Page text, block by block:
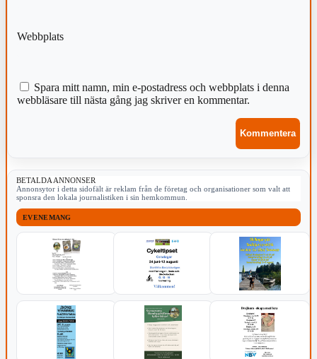
Webbplats
Spara mitt namn, min e-postadress och webbplats i denna
webbläsare till nästa gång jag skriver en kommentar.
BETALDA ANNONSER
Annonsytor i detta sidofält är reklam från de företag och organisationer som valt att
sponsra den lokala journalistiken i sin hemkommun.
EVENEMANG